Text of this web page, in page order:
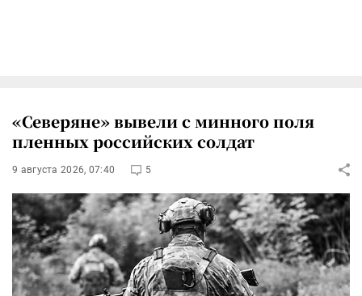
«Северяне» вывели с минного поля
пленных российских солдат
9 августа 2026, 07:40 5